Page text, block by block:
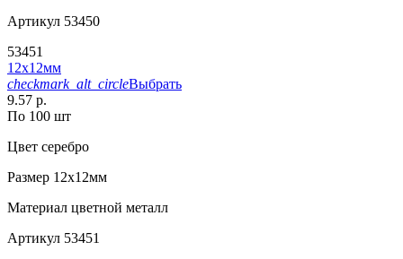
Артикул 53450
53451
12х12мм
checkmark_alt_circleВыбрать
9.57 р.
По 100 шт
Цвет серебро
Размер 12х12мм
Материал цветной металл
Артикул 53451